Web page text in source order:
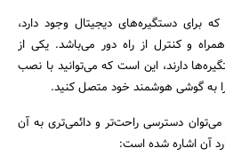
برای دستگیره‌های دیجیتال وجود دارد،
و کنترل از راه دور می‌باشد. یکی از
دارند، این است که می‌توانید با نصب
به گوشی هوشمند خود متصل کنید.
می‌توان دسترسی راحت‌تر و دائمی‌تری به آن
آن اشاره شده است: